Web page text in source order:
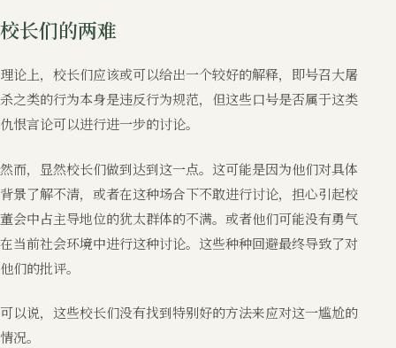
校长们的两难
理论上，校长们应该或可以给出一个较好的解释，即号召大屠
杀之类的行为本身是违反行为规范，但这些口号是否属于这类
仇恨言论可以进行进一步的讨论。
然而，显然校长们做到达到这一点。这可能是因为他们对具体
背景了解不清，或者在这种场合下不敢进行讨论，担心引起校
董会中占主导地位的犹太群体的不满。或者他们可能没有勇气
在当前社会环境中进行这种讨论。这些种种回避最终导致了对
他们的批评。
可以说，这些校长们没有找到特别好的方法来应对这一尴尬的
情况。